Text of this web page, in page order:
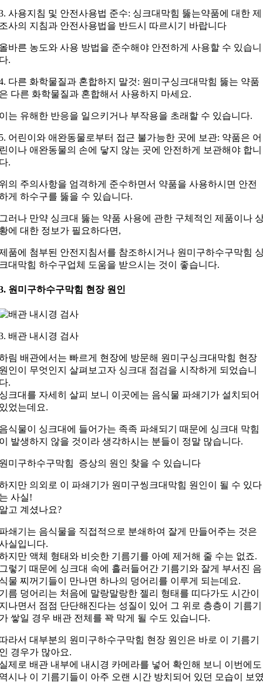
사용지침 및 안전사용법 준수: 싱크대막힘 뚫는약품에 대한 제
사의 지침과 안전사용법을 반드시 따르시기 바랍니다
바른 농도와 사용 방법을 준수해야 안전하게 사용할 수 있습니
.
다른 화학물질과 혼합하지 말것: 원미구싱크대막힘 뚫는 약품
다른 화학물질과 혼합해서 사용하지 마세요.
는 유해한 반응을 일으키거나 부작용을 초래할 수 있습니다.
어린이와 애완동물로부터 접근 불가능한 곳에 보관: 약품은 어
이나 애완동물의 손에 닿지 않는 곳에 안전하게 보관해야 합니
.
의 주의사항을 엄격하게 준수하면서 약품을 사용하시면 안전
게 하수구를 뚫을 수 있습니다.
러나 만약 싱크대 뚫는 약품 사용에 관한 구체적인 제품이나
에 대한 정보가 필요하다면,
품에 첨부된 안전지침서를 참조하시거나 원미구하수구막힘
대막힘 하수구업체 도움을 받으시는 것이 좋습니다.
원미구하수구막힘 현장 원인
배관 내시경 검사
림 배관에서는 빠르게 현장에 방문해 원미구싱크대막힘 현장
인이 무엇인지 살펴보고자 싱크대 점검을 시작하게 되었습니
.
크대를 자세히 살피 보니 이곳에는 음식물 파쇄기가 설치되어
었는데요.
식물이 싱크대에 들어가는 족족 파쇄되기 때문에 싱크대 막힘
발생하지 않을 것이라 생각하시는 분들이 정말 많습니다.
미구하수구막힘 증상의 원인 찾을 수 있습니다
지만 의외로 이 파쇄기가 원미구씽크대막힘 원인이 될 수 있다
사실!
고 계셨나요?
쇄기는 음식물을 직접적으로 분쇄하여 잘게 만들어주는 것은
실입니다.
지만 액체 형태와 비슷한 기름기를 아예 제거해 줄 수는 없죠.
렇기 때문에 싱크대 속에 흘러들어간 기름기와 잘게 부서진 음
물 찌꺼기들이 만나면 하나의 덩어리를 이루게 되는데요.
름 덩어리는 처음에 말랑말랑한 젤리 형태를 띠다가도 시간이
나면서 점점 단단해진다는 성질이 있어 그 위로 층층이 기름기
쌓일 경우 배관 전체를 꽉 막게 될 수도 있습니다.
라서 대부분의 원미구하수구막힘 현장 원인은 바로 이 기름기
경우가 많아요.
제로 배관 내부에 내시경 카메라를 넣어 확인해 보니 이번에도
시나 이 기름기들이 아주 오랜 시간 방치되어 있던 모습이 보